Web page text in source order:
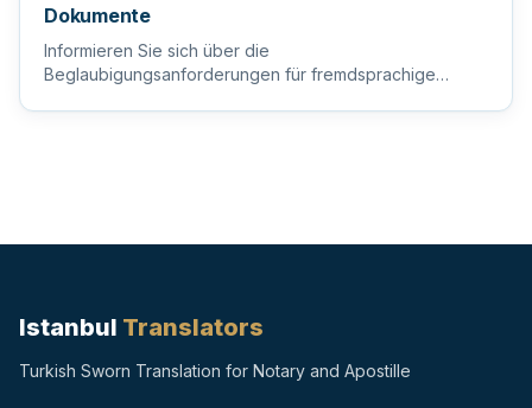
Dokumente
Informieren Sie sich über die
Beglaubigungsanforderungen für fremdsprachige
Istanbul Translators
Turkish Sworn Translation for Notary and Apostille